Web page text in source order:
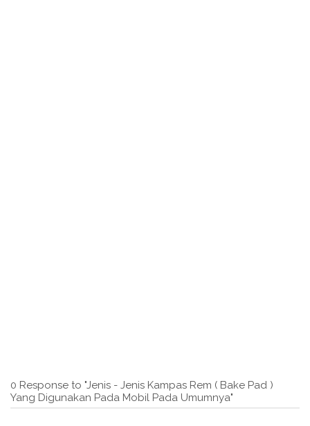
0 Response to "Jenis - Jenis Kampas Rem ( Bake Pad )
Yang Digunakan Pada Mobil Pada Umumnya"